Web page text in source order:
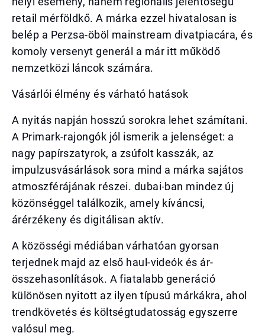
retail mérföldkő. A márka ezzel hivatalosan is
belép a Perzsa-öböl mainstream divatpiacára, és
komoly versenyt generál a már itt működő
nemzetközi láncok számára.
Vásárlói élmény és várható hatások
A nyitás napján hosszú sorokra lehet számítani.
A Primark-rajongók jól ismerik a jelenséget: a
nagy papírszatyrok, a zsúfolt kasszák, az
impulzusvásárlások sora mind a márka sajátos
atmoszférájának részei. dubai-ban mindez új
közönséggel találkozik, amely kíváncsi,
árérzékeny és digitálisan aktív.
A közösségi médiában várhatóan gyorsan
terjednek majd az első haul-videók és ár-
összehasonlítások. A fiatalabb generáció
különösen nyitott az ilyen típusú márkákra, ahol
trendkövetés és költségtudatosság egyszerre
valósul meg.